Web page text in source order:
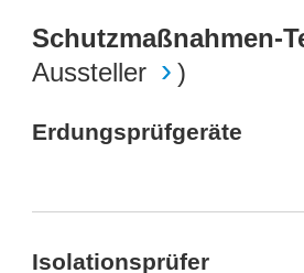
Schutzmaßnahmen-
Aussteller
)
Erdungsprüfgeräte
Isolationsprüfer